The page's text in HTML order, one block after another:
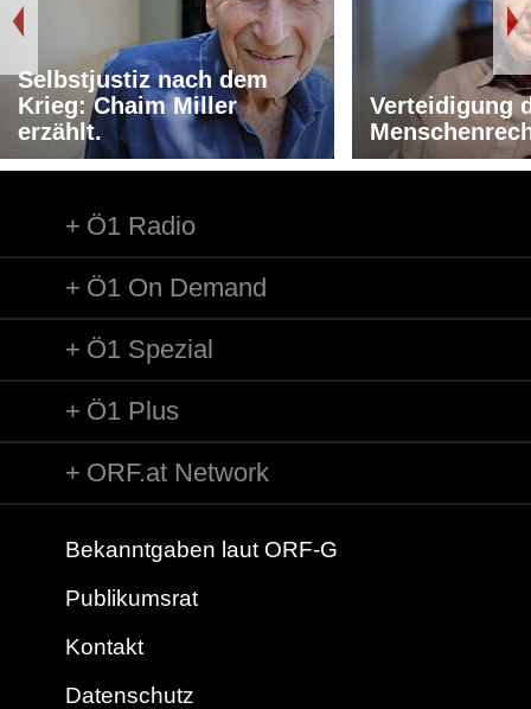
Selbstjustiz nach dem
Krieg: Chaim Miller
erzählt.
Verteidigung
Ö1 Radio
Ö1 On Demand
Ö1 Spezial
Ö1 Plus
ORF.at Network
Bekanntgaben laut ORF-G
Publikumsrat
Kontakt
Datenschutz